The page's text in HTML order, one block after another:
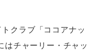
クラブ「ココアナッ
はチャーリー・チャッ